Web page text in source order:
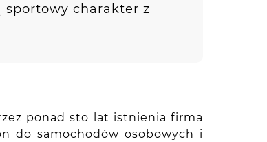
sportowy charakter z
ponad sto lat istnienia firma
do samochodów osobowych i